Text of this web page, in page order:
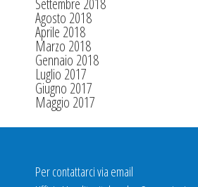
Settembre 2018
Agosto 2018
Aprile 2018
Marzo 2018
Gennaio 2018
Luglio 2017
Giugno 2017
Maggio 2017
Per contattarci via email